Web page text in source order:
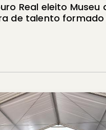
Real eleito Museu
de talento formado